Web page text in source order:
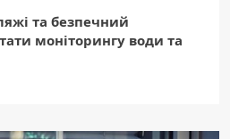
та безпечний
моніторингу води та